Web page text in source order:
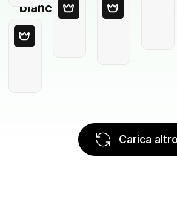
bianco
Carica altro